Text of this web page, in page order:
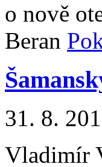
o nově
Beran
31. 8.
Vladimír